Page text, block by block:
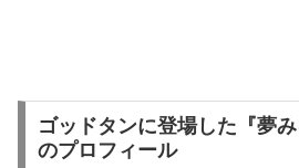
ゴッドタンに登場した『夢み
のプロフィール